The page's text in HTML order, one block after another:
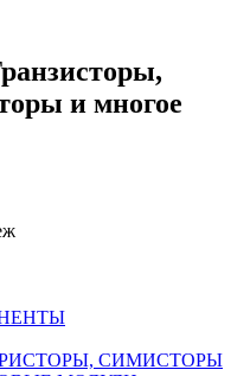
и многое
СИМИСТОРЫ